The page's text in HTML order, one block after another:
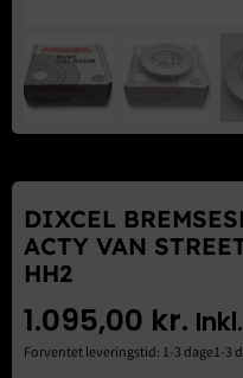
Kontakt Os
DIXCEL
ACTY VAN
HH2
1.095,00 kr.
Forventet leveringstid: 1-3 dage1-3